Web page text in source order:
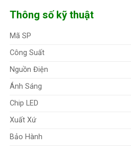
Thông số kỹ thuật
Mã SP
Công Suất
Nguồn Điện
Ánh Sáng
Chip LED
Xuất Xứ
Bảo Hành